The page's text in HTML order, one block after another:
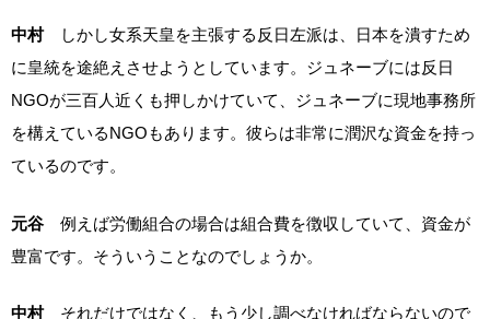
中村
しかし女系天皇を主張する反日左派は、日本を潰すため
に皇統を途絶えさせようとしています。ジュネーブには反日
NGOが三百人近くも押しかけていて、ジュネーブに現地事務所
を構えているNGOもあります。彼らは非常に潤沢な資金を持っ
ているのです。
元谷 例えば労働組合の場合は組合費を徴収していて、資金が
豊富です。そういうことなのでしょうか。
中村 それだけではなく、もう少し調べなければならないので